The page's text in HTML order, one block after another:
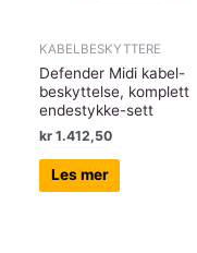
KABELBESKYTTERE
Defender Midi kabel-
beskyttelse, komplett
endestykke-sett
kr 1.412,50
Les mer